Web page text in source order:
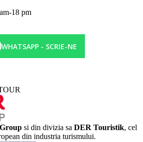
lectii de gatit pot fi aranjate contra cost
zona.
si activitatilor mentionate mai sus pot
unor posibile masuri de igiena sau
data
18 pm
WHATSAPP - SCRIE-NE
si din divizia sa DER Touristik, cel
din industria turismului.